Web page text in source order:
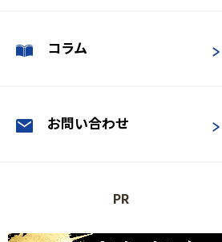
コラム
お問い合わせ
PR